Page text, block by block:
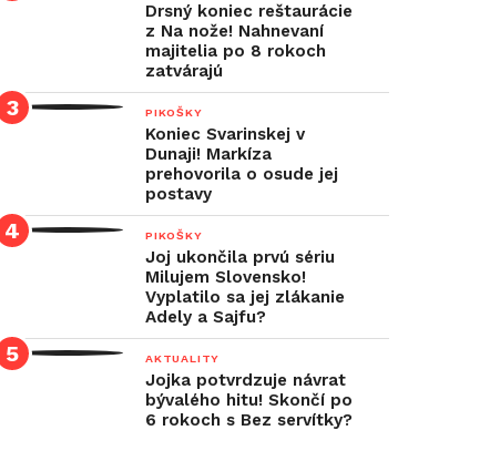
Drsný koniec reštaurácie
z Na nože! Nahnevaní
majitelia po 8 rokoch
zatvárajú
PIKOŠKY
Koniec Svarinskej v
Dunaji! Markíza
prehovorila o osude jej
postavy
PIKOŠKY
Joj ukončila prvú sériu
Milujem Slovensko!
Vyplatilo sa jej zlákanie
Adely a Sajfu?
AKTUALITY
Jojka potvrdzuje návrat
bývalého hitu! Skončí po
6 rokoch s Bez servítky?